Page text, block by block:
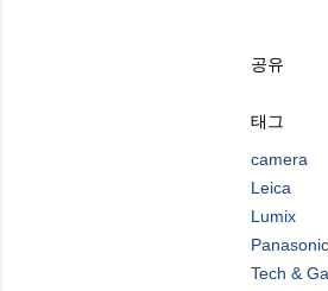
공유
태그
camera
Leica
Lumix
Panasonic
Tech &